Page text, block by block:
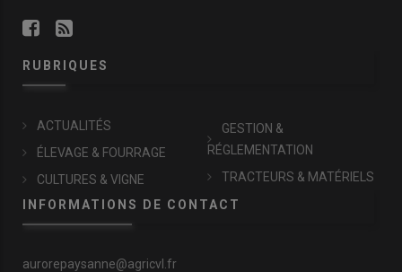
RUBRIQUES
ACTUALITÉS
ÉLEVAGE & FOURRAGE
CULTURES & VIGNE
GESTION &
RÉGLEMENTATION
TRACTEURS & MATÉRIELS
INFORMATIONS DE CONTACT
aurorepaysanne@agricvl.fr